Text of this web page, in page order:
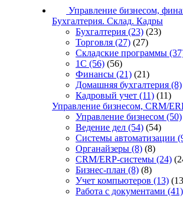
Управление бизнесом,
Бухгалтерия. Склад. Кадры
Бухгалтерия (23) (23)
Торговля (27) (27)
Складские программы
1С (56) (56)
Финансы (21) (21)
Домашняя бухгалтерия (8)
Кадровый учет (11) (11)
Управление бизнесом, CRM/
Управление бизнесом (50)
Ведение дел (54) (54)
Системы автоматизации
Органайзеры (8) (8)
CRM/ERP-системы (24)
Бизнес-план (8) (8)
Учет компьютеров (13)
Работа с документами (41)